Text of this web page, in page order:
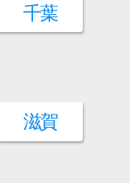
千葉
滋賀